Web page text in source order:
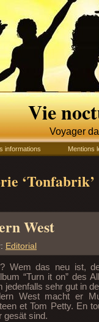
Vie
Voyager
informations Mentions
‘Tonfabrik’
West
Editorial
Wem das neu ist,
“Turn it on” des
jedenfalls sehr gut in
West macht er
et Tom Petty. En
gesät sind.